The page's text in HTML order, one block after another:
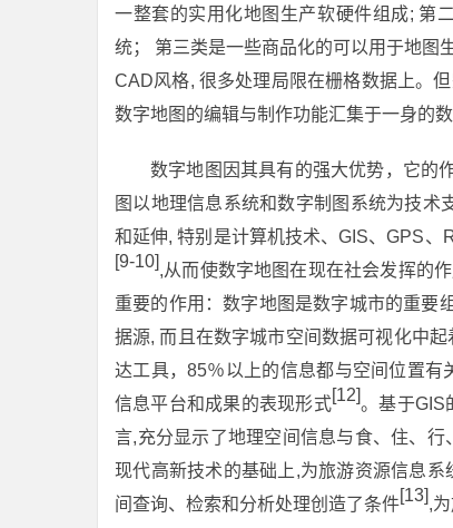
一整套的实用化地图生产软硬件组成; 第
统； 第三类是一些商品化的可以用于地图
CAD风格, 很多处理局限在栅格数据上。
数字地图的编辑与制作功能汇集于一身的
数字地图因其具有的强大优势，它的
图以地理信息系统和数字制图系统为技术
和延伸, 特别是计算机技术、GIS、GPS
[9-10],从而使数字地图在现在社会发挥的
重要的作用：数字地图是数字城市的重要
据源, 而且在数字城市空间数据可视化中起
达工具，85％以上的信息都与空间位置
信息平台和成果的表现形式[12]。基于GIS
言,充分显示了地理空间信息与食、住、
现代高新技术的基础上,为旅游资源信息
间查询、检索和分析处理创造了条件[13],